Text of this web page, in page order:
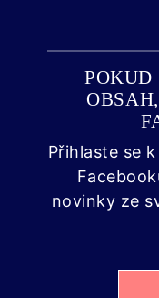
Přihlaste se
novinky ze